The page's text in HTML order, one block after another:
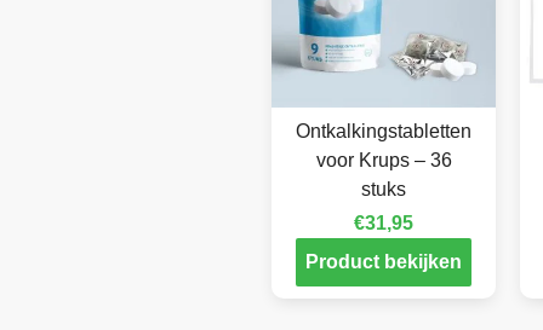
Ontkalkingstabletten
voor Krups – 36
stuks
€31,95
Product bekijken